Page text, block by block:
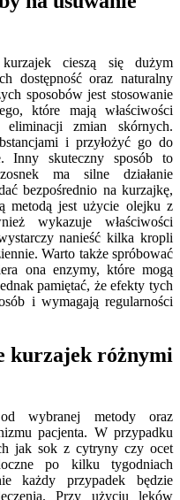
cieszą się dużym
dostępność oraz naturalny
sposobów jest stosowanie
które mają właściwości
zmian skórnych.
i przyłożyć go do
Inny skuteczny sposób to
ma silne działanie
bezpośrednio na kurzajkę,
metodą jest użycie olejku z
wykazuje właściwości
nanieść kilka kropli
Warto także spróbować
ona enzymy, które mogą
pamiętać, że efekty tych
i wymagają regularności
kurzajek różnymi
wybranej metody oraz
pacjenta. W przypadku
jak sok z cytryny czy ocet
po kilku tygodniach
każdy przypadek będzie
Przy użyciu leków